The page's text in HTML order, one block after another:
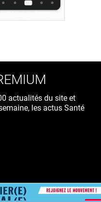
actualités du site et
les actus Santé